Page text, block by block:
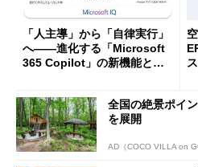
「人主導」から「自律実行」
へ――進化する「Microsoft
365 Copilot」の新機能とエ
全国の絶景ポイ
を展開
AD（COCO VILLA on